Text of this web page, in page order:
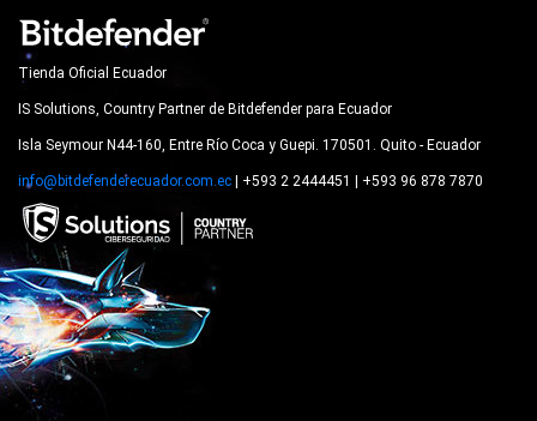
Tienda Oficial Ecuador
IS Solutions, Country Partner de Bitdefender para Ecuador
Isla Seymour N44-160, Entre Río Coca y Guepi. 170501. Quito - Ecuador
info@bitdefenderecuador.com.ec | +593 2 2444451 | +593 96 878 7870